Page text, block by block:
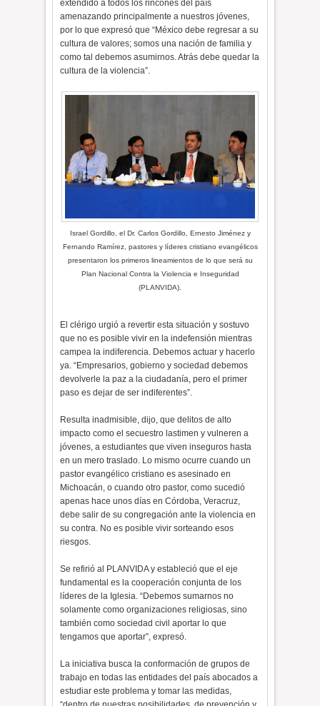
extendido a todos los rincones del país
amenazando principalmente a nuestros jóvenes,
por lo que expresó que “México debe regresar a su
cultura de valores; somos una nación de familia y
como tal debemos asumirnos. Atrás debe quedar la
cultura de la violencia”.
Israel Gordillo, el Dr. Carlos Gordillo, Ernesto Jiménez y
Fernando Ramírez, pastores y líderes cristiano evangélicos
presentaron los primeros lineamientos de lo que será su
Plan Nacional Contra la Violencia e Inseguridad
(PLANVIDA).
El clérigo urgió a revertir esta situación y sostuvo
que no es posible vivir en la indefensión mientras
campea la indiferencia. Debemos actuar y hacerlo
ya. “Empresarios, gobierno y sociedad debemos
devolverle la paz a la ciudadanía, pero el primer
paso es dejar de ser indiferentes”.
Resulta inadmisible, dijo, que delitos de alto
impacto como el secuestro lastimen y vulneren a
jóvenes, a estudiantes que viven inseguros hasta
en un mero traslado. Lo mismo ocurre cuando un
pastor evangélico cristiano es asesinado en
Michoacán, o cuando otro pastor, como sucedió
apenas hace unos días en Córdoba, Veracruz,
debe salir de su congregación ante la violencia en
su contra. No es posible vivir sorteando esos
riesgos.
Se refirió al PLANVIDA y estableció que el eje
fundamental es la cooperación conjunta de los
líderes de la Iglesia. “Debemos sumarnos no
solamente como organizaciones religiosas, sino
también como sociedad civil aportar lo que
tengamos que aportar”, expresó.
La iniciativa busca la conformación de grupos de
trabajo en todas las entidades del país abocados a
estudiar este problema y tomar las medidas,